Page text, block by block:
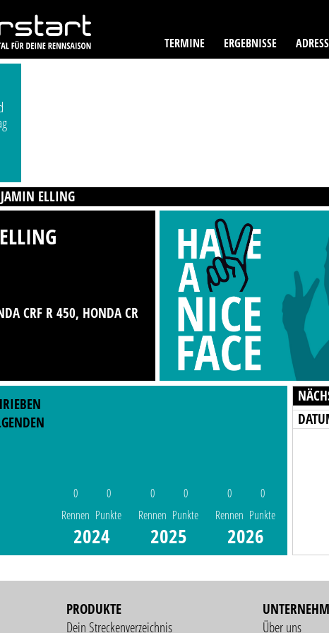
TERMINE ERGEBNISSE
ELLING
CRF R 450, HONDA CR
0
Rennen
0
Punkte
2024
0
Rennen
0
Punkte
2025
0
Rennen
0
Punkte
2026
PRODUKTE
Dein Streckenverzeichnis
Über uns